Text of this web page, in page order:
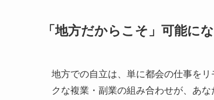
「地方だからこそ」可能に
地方での自立は、単に都会の仕事を
クな複業・副業の組み合わせが、あ